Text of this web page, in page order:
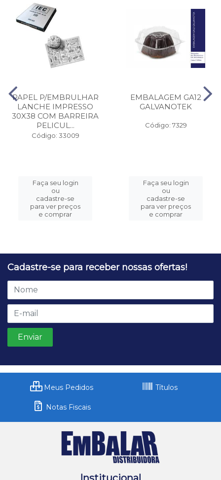
PAPEL P/EMBRULHAR
LANCHE IMPRESSO
30X38 COM BARREIRA
PELICUL...
Código: 33009
Faça seu login
ou
cadastre-se
para ver preços
e comprar
EMBALAGEM GA12
GALVANOTEK
Código: 7329
Faça seu login
ou
cadastre-se
para ver preços
e comprar
Cadastre-se para receber nossas ofertas!
Meus Pedidos Títulos
Notas Fiscais